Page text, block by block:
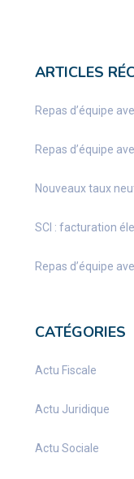
ARTICLES
Repas d’équipe
Repas d’équipe
Nouveaux taux
SCI : facturation
Repas d’équipe
CATÉGORIES
Actu Fiscale
Actu Juridique
Actu Sociale